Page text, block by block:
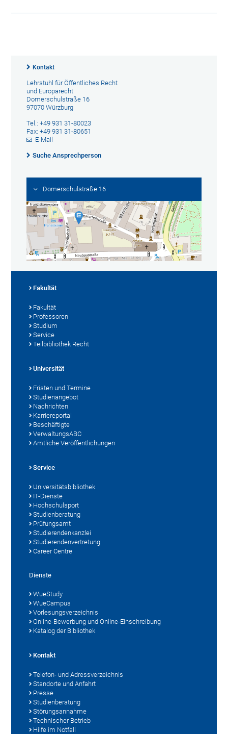
Kontakt
Lehrstuhl für Öffentliches Recht
und Europarecht
Domerschulstraße 16
97070 Würzburg
Tel.: +49 931 31-80023
Fax: +49 931 31-80651
E-Mail
Suche Ansprechperson
Domerschulstraße 16
Fakultät
Fakultät
Professoren
Studium
Service
Teilbibliothek Recht
Universität
Fristen und Termine
Studienangebot
Nachrichten
Karriereportal
Beschäftigte
VerwaltungsABC
Amtliche Veröffentlichungen
Service
Universitätsbibliothek
IT-Dienste
Hochschulsport
Studienberatung
Prüfungsamt
Studierendenkanzlei
Studierendenvertretung
Career Centre
Dienste
WueStudy
WueCampus
Vorlesungsverzeichnis
Online-Bewerbung und Online-Einschreibung
Katalog der Bibliothek
Kontakt
Telefon- und Adressverzeichnis
Standorte und Anfahrt
Presse
Studienberatung
Störungsannahme
Technischer Betrieb
Hilfe im Notfall